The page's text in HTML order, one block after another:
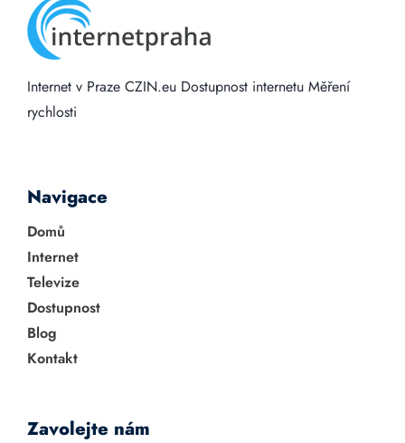
Internet v Praze CZIN.eu Dostupnost internetu Měření
rychlosti
Navigace
Domů
Internet
Televize
Dostupnost
Blog
Kontakt
Zavolejte nám